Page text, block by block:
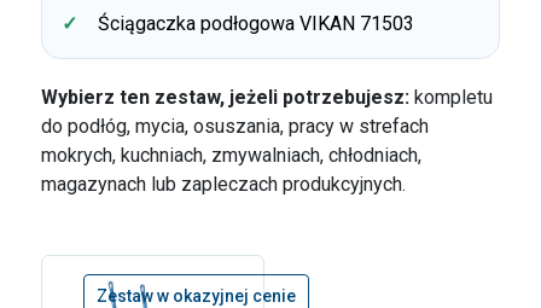
Ściągaczka podłogowa VIKAN 71503
Wybierz ten zestaw, jeżeli potrzebujesz: kompletu
do podłóg, mycia, osuszania, pracy w strefach
mokrych, kuchniach, zmywalniach, chłodniach,
magazynach lub zapleczach produkcyjnych.
Zestaw w okazyjnej cenie